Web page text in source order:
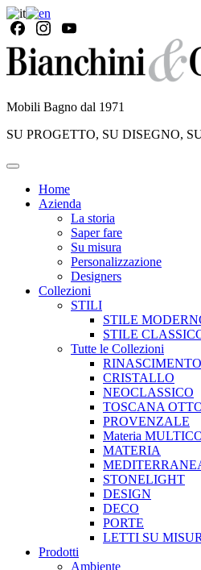
Mobili Bagno dal 1971
SU PROGETTO, SU DISEGNO,
Home
Azienda
La storia
Saper fare
Su misura
Personalizzazione
Designers
Collezioni
STILI
STILE
STILE
Tutte le Collezioni
RINASCIMENTO
CRISTALLO
NEOCLASSICO
TOSCANA
PROVENZALE
Materia
MATERIA
STONELIGHT
DESIGN
DECO
PORTE
LETTI SU
Prodotti
Ambiente